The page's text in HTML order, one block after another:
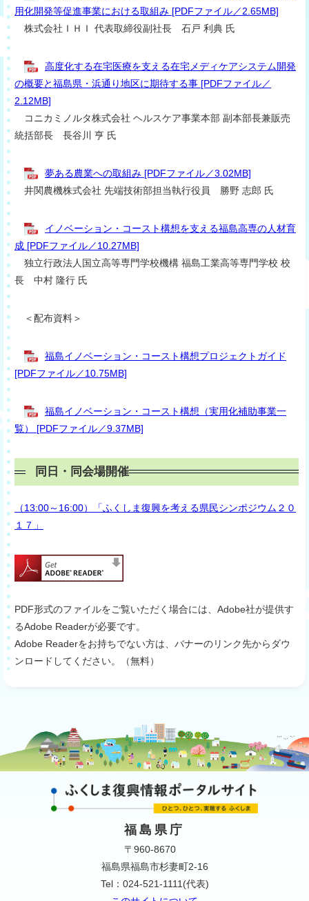
用化開発等促進事業における取組み [PDFファイル／2.65MB]
株式会社ＩＨＩ 代表取締役副社長 石戸 利典 氏
高度化する在宅医療を支える在宅メディケアシステム開発
の概要と福島県・浜通り地区に期待する事 [PDFファイル／
2.12MB]
コニカミノルタ株式会社 ヘルスケア事業本部 副本部長兼販売
統括部長 長谷川 亨 氏
夢ある農業への取組み [PDFファイル／3.02MB]
井関農機株式会社 先端技術部担当執行役員 勝野 志郎 氏
イノベーション・コースト構想を支える福島高専の人材育
成 [PDFファイル／10.27MB]
独立行政法人国立高等専門学校機構 福島工業高等専門学校 校
長 中村 隆行 氏
＜配布資料＞
福島イノベーション・コースト構想プロジェクトガイド
[PDFファイル／10.75MB]
福島イノベーション・コースト構想（実用化補助事業一
覧） [PDFファイル／9.37MB]
同日・同会場開催
（13:00～16:00）「ふくしま復興を考える県民シンポジウム２０
１７」
PDF形式のファイルをご覧いただく場合には、Adobe社が提供す
るAdobe Readerが必要です。
Adobe Readerをお持ちでない方は、バナーのリンク先からダウ
ンロードしてください。（無料）
福島県庁
〒960-8670
福島県福島市杉妻町2-16
Tel：024-521-1111(代表)